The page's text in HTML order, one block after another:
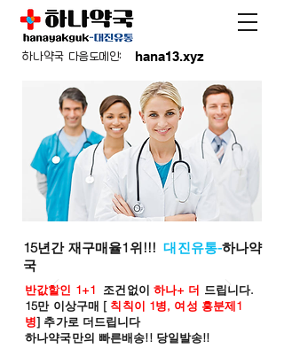
hana13.xyz
하나약국 다음도메인:
15년간 재구매율1위!!!대진유통-하나약
국
반값할인 1+1 조건없이 하나+ 더 드립니다.
15만 이상구매 [ 칙칙이 1병, 여성 흥분제1
병] 추가로 더드립니다
하나약국만의 빠른배송!! 당일발송!!